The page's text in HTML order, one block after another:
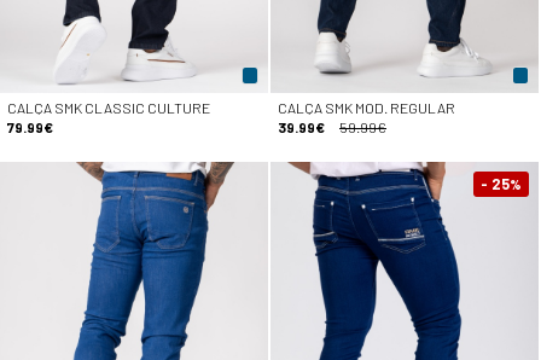
CALÇA SMK CLASSIC CULTURE
79.99€
CALÇA SMK MOD. REGULAR
39.99€
59.99€
- 25%